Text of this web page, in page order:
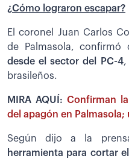
¿Cómo lograron escapar?
El coronel Juan Carlos
de Palmasola, confirmó
desde el sector del PC-4,
brasileños.
MIRA AQUÍ: Confirman
del apagón en Palmasola;
Según dijo a la
herramienta para cortar